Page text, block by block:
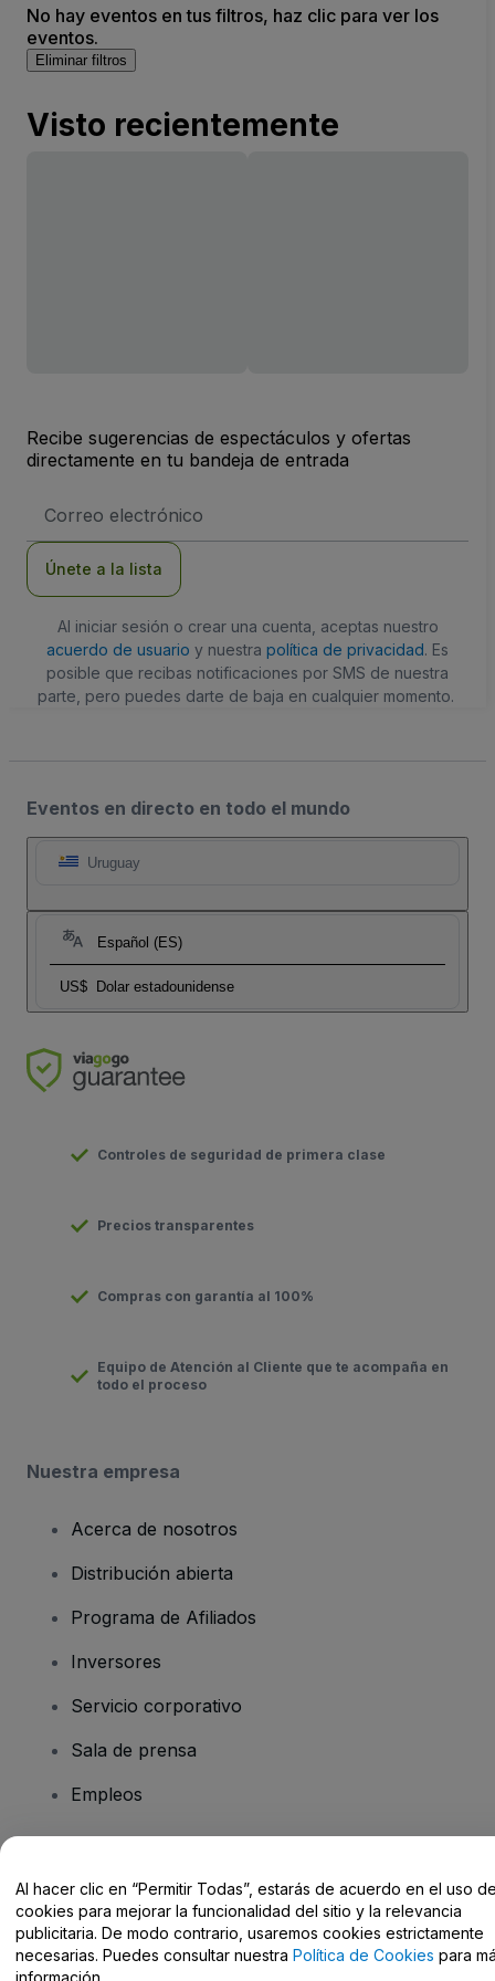
No hay eventos en tus filtros, haz clic para ver los
eventos.
Eliminar filtros
Visto recientemente
Recibe sugerencias de espectáculos y ofertas
directamente en tu bandeja de entrada
de
Únete a la lista
Al iniciar sesión o crear una cuenta, aceptas nuestro
acuerdo de usuario y nuestra política de privacidad. Es
posible que recibas notificaciones por SMS de nuestra
parte, pero puedes darte de baja en cualquier momento.
Eventos en directo en todo el mundo
Uruguay
Español (ES)
US$ Dolar estadounidense
Controles de seguridad de primera clase
Precios transparentes
Compras con garantía al 100%
Equipo de Atención al Cliente que te acompaña en
todo el proceso
Nuestra empresa
Acerca de nosotros
Distribución abierta
Programa de Afiliados
Inversores
Servicio corporativo
Sala de prensa
Empleos
Centro de Ayuda / Contacto
Al hacer clic en “Permitir Todas”, estarás de acuerdo en el uso
cookies para mejorar la funcionalidad del sitio y la relevancia
publicitaria. De modo contrario, usaremos cookies estrictamente
necesarias. Puedes consultar nuestra Política de Cookies para
información.